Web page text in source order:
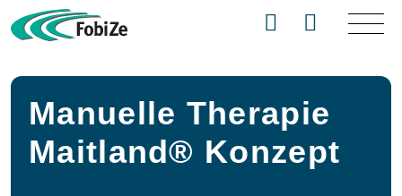
Manuelle Therapie
Maitland® Konzept